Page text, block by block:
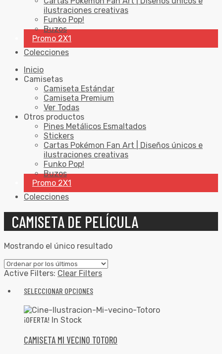
ilustraciones creativas
Funko Pop!
Buzos
Promo 2X1
Colecciones
Inicio
Camisetas
Camiseta Estándar
Camiseta Premium
Ver Todas
Otros productos
Pines Metálicos Esmaltados
Stickers
Cartas Pokémon Fan Art | Diseños únicos e
ilustraciones creativas
Funko Pop!
Buzos
Promo 2X1
Colecciones
CAMISETA DE PELÍCULA
Mostrando el único resultado
Active Filters: Clear Filters
SELECCIONAR OPCIONES
¡OFERTA! In Stock
CAMISETA MI VECINO TOTORO